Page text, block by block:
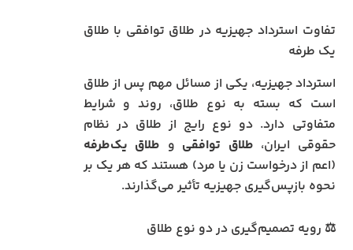
تفاوت استرداد جهیزیه در طلاق توافقی با طلاق
یک‌ طرفه
استرداد جهیزیه، یکی از مسائل مهم پس از طلاق
است که بسته به نوع طلاق، روند و شرایط
متفاوتی دارد. دو نوع رایج از طلاق در نظام
حقوقی ایران، طلاق توافقی و طلاق یک‌طرفه
(اعم از درخواست زن یا مرد) هستند که هر یک بر
نحوه بازپس‌گیری جهیزیه تأثیر می‌گذارند.
⚖️ رویه تصمیم‌گیری در دو نوع طلاق